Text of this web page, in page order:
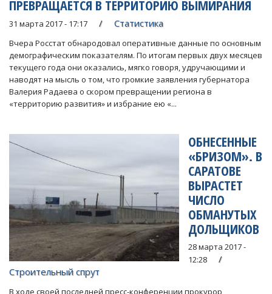
ПРЕВРАЩАЕТСЯ В ТЕРРИТОРИЮ ВЫМИРАНИЯ
31 марта 2017 - 17:17 Статистика
Вчера Росстат обнародовал оперативные данные по основным
демографическим показателям. По итогам первых двух месяцев
текущего года они оказались, мягко говоря, удручающими и
наводят на мысль о том, что громкие заявления губернатора
Валерия Радаева о скором превращении региона в
«территорию развития» и избрание ею «...
ОБНЕСЕННЫЕ
«БРИЗОМ». В
САРАТОВЕ
ВЫРАСТЕТ
ЧИСЛО
ОБМАНУТЫХ
ДОЛЬЩИКОВ
28 марта 2017 -
12:28
Строительный спрут
В ходе своей последней пресс-конференции прокурор